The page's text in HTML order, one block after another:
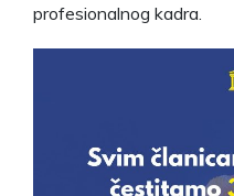
profesionalnog kadra.